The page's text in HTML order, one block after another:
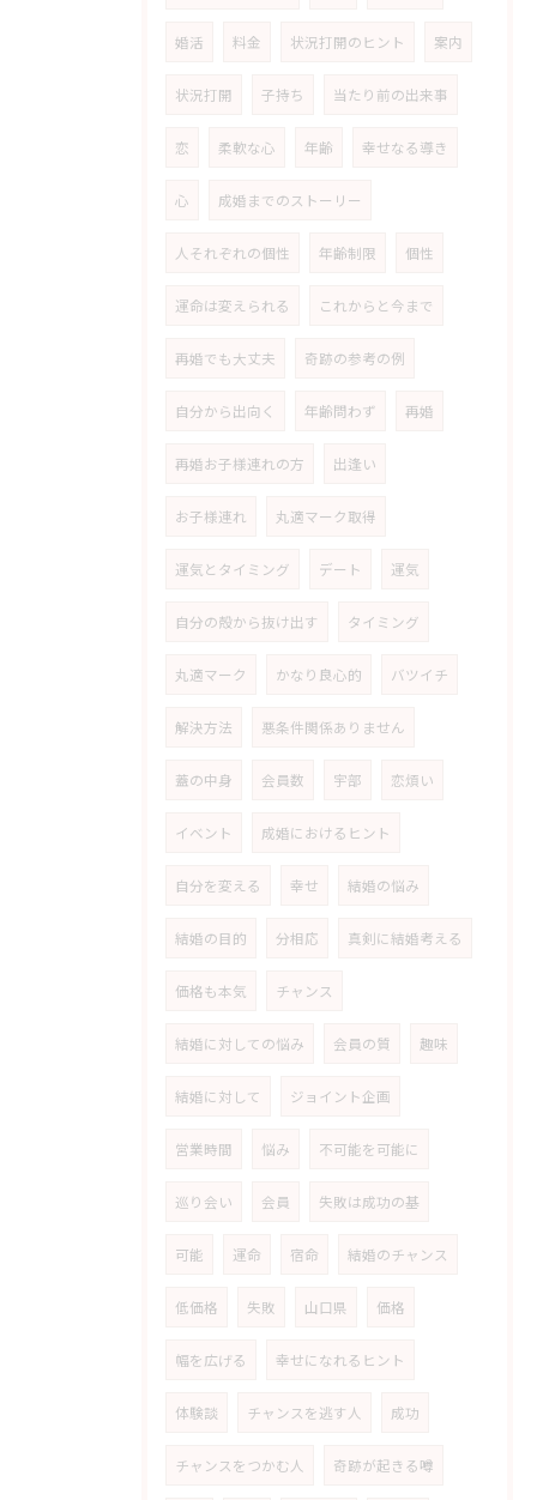
婚活 料金 状況打開のヒント 案内
状況打開 子持ち 当たり前の出来事
恋 柔軟な心 年齢 幸せなる導き
心 成婚までのストーリー
人それぞれの個性 年齢制限 個性
運命は変えられる これからと今まで
再婚でも大丈夫 奇跡の参考の例
自分から出向く 年齢問わず 再婚
再婚お子様連れの方 出逢い
お子様連れ 丸適マーク取得
運気とタイミング デート 運気
自分の殻から抜け出す タイミング
丸適マーク かなり良心的 バツイチ
解決方法 悪条件関係ありません
蓋の中身 会員数 宇部 恋煩い
イベント 成婚におけるヒント
自分を変える 幸せ 結婚の悩み
結婚の目的 分相応 真剣に結婚考える
価格も本気 チャンス
結婚に対しての悩み 会員の質 趣味
結婚に対して ジョイント企画
営業時間 悩み 不可能を可能に
巡り会い 会員 失敗は成功の基
可能 運命 宿命 結婚のチャンス
低価格 失敗 山口県 価格
幅を広げる 幸せになれるヒント
体験談 チャンスを逃す人 成功
チャンスをつかむ人 奇跡が起きる噂